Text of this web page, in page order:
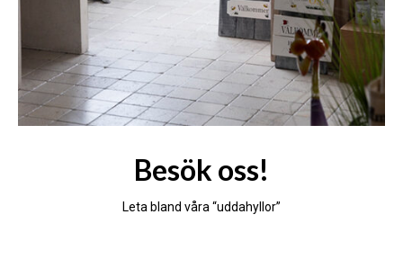
Besök oss!
Leta bland våra “uddahyllor”